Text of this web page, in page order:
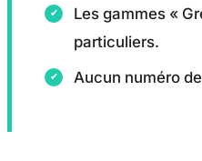
Les gammes «
particuliers.
Aucun numéro